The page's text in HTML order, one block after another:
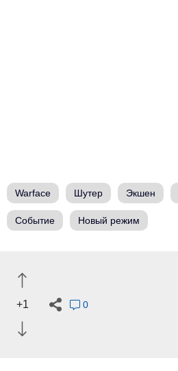
Warface Шутер Экшен
Событие Новый режим
+1 0